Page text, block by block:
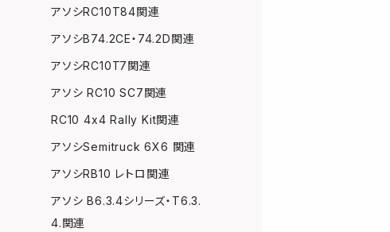
アソシRC10T84関連
アソシB74.2CE・74.2D関連
アソシRC10T7関連
アソシ RC10 SC7関連
RC10 4x4 Rally Kit関連
アソシSemitruck 6X6 関連
アソシRB10 レトロ関連
アソシ B6.3.4シリーズ・T6.3.
4.関連